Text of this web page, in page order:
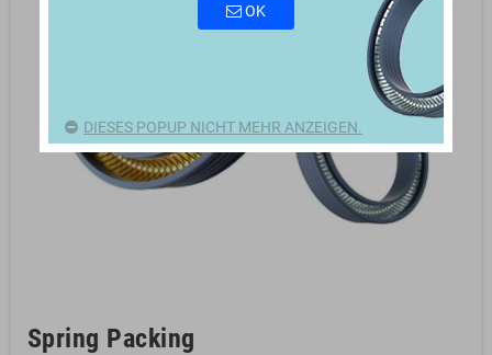
Spring Packing
OK
DIESES POPUP NICHT MEHR ANZEIGEN.